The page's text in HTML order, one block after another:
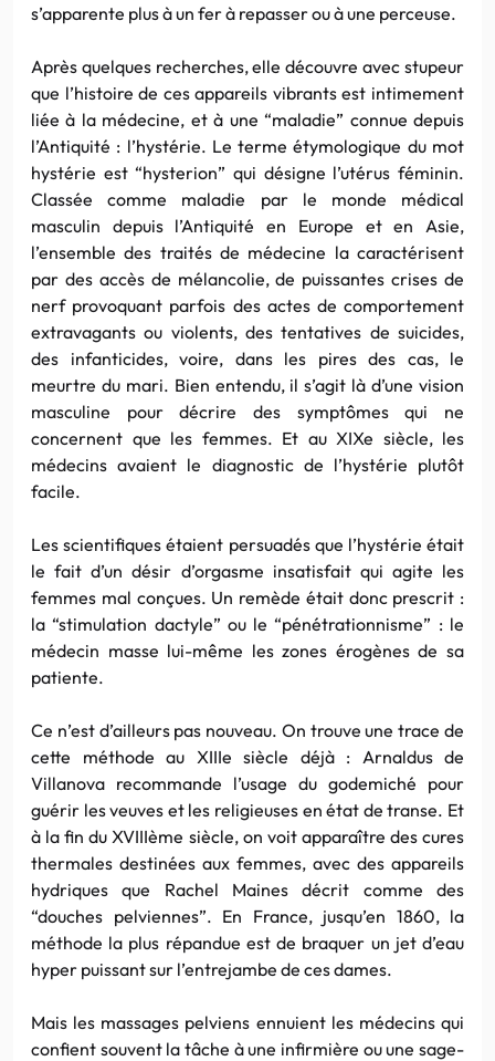
s’apparente plus à un fer à repasser ou à une perceuse.
Après quelques recherches, elle découvre avec stupeur
que l’histoire de ces appareils vibrants est intimement
liée à la médecine, et à une “maladie” connue depuis
l’Antiquité : l’hystérie. Le terme étymologique du mot
hystérie est “hysterion” qui désigne l’utérus féminin.
Classée comme maladie par le monde médical
masculin depuis l’Antiquité en Europe et en Asie,
l’ensemble des traités de médecine la caractérisent
par des accès de mélancolie, de puissantes crises de
nerf provoquant parfois des actes de comportement
extravagants ou violents, des tentatives de suicides,
des infanticides, voire, dans les pires des cas, le
meurtre du mari. Bien entendu, il s’agit là d’une vision
masculine pour décrire des symptômes qui ne
concernent que les femmes. Et au XIXe siècle, les
médecins avaient le diagnostic de l’hystérie plutôt
facile.
Les scientifiques étaient persuadés que l’hystérie était
le fait d’un désir d’orgasme insatisfait qui agite les
femmes mal conçues. Un remède était donc prescrit :
la “stimulation dactyle” ou le “pénétrationnisme” : le
médecin masse lui-même les zones érogènes de sa
patiente.
Ce n’est d’ailleurs pas nouveau. On trouve une trace de
cette méthode au XIIIe siècle déjà : Arnaldus de
Villanova recommande l’usage du godemiché pour
guérir les veuves et les religieuses en état de transe. Et
à la fin du XVIIIème siècle, on voit apparaître des cures
thermales destinées aux femmes, avec des appareils
hydriques que Rachel Maines décrit comme des
“douches pelviennes”. En France, jusqu’en 1860, la
méthode la plus répandue est de braquer un jet d’eau
hyper puissant sur l’entrejambe de ces dames.
Mais les massages pelviens ennuient les médecins qui
confient souvent la tâche à une infirmière ou une sage-